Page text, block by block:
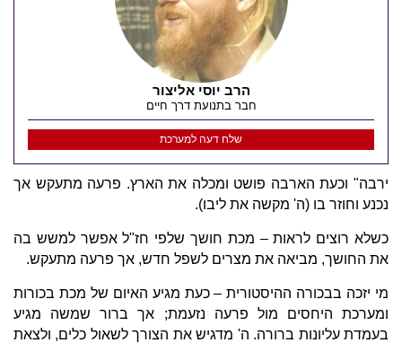
הרב יוסי אליצור
חבר בתנועת דרך חיים
שלח דעה למערכת
ירבה" וכעת הארבה פושט ומכלה את הארץ. פרעה מתעקש אך
נכנע וחוזר בו (ה' מקשה את ליבו).
כשלא רוצים לראות – מכת חושך שלפי חז"ל אפשר למשש בה
את החושך, מביאה את מצרים לשפל חדש, אך פרעה מתעקש.
מי יזכה בבכורה ההיסטורית – כעת מגיע האיום של מכת בכורות
ומערכת היחסים מול פרעה נזעמת; אך ברור שמשה מגיע
בעמדת עליונות ברורה. ה' מדגיש את הצורך לשאול כלים, ולצאת